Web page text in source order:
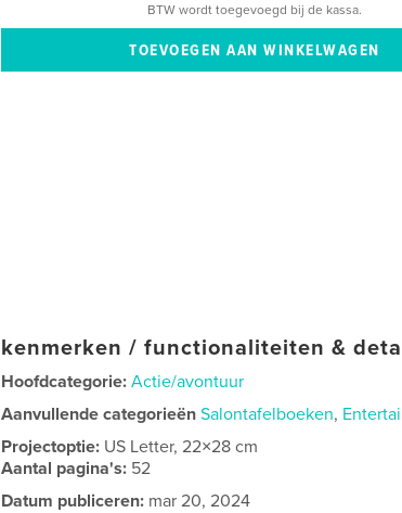
BTW wordt toegevoegd bij de kassa.
kenmerken / functionaliteiten &
Hoofdcategorie: Actie/avontuur
Aanvullende categorieën Salontafelboeken,
Projectoptie: US Letter, 22×28 cm
Aantal pagina's: 52
Datum publiceren: mar 20, 2024